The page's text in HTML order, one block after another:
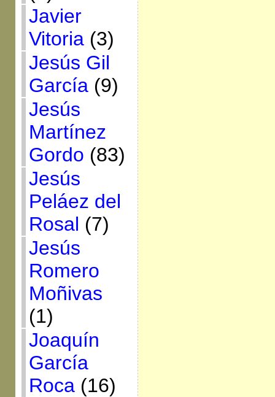
Javier
Vitoria(3)
Jesús Gil
García(9)
Jesús
Martínez
Gordo (83)
Jesús
Peláez del
Rosal (7)
Jesús
Romero
Moñivas
(1)
Joaquín
García
Roca(16)